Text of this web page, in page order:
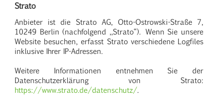
Strato
Anbieter ist die Strato AG, Otto-Ostrowski-Straße 7,
10249 Berlin (nachfolgend „Strato“). Wenn Sie unsere
Website besuchen, erfasst Strato verschiedene Logfiles
inklusive Ihrer IP-Adressen.
Weitere Informationen entnehmen Sie der
Datenschutzerklärung von Strato:
https://www.strato.de/datenschutz/.